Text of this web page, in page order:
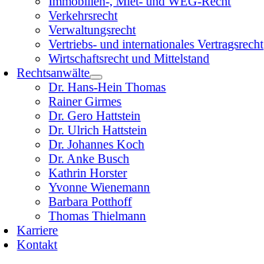
Verkehrsrecht
Verwaltungsrecht
Vertriebs- und internationales Vertragsrecht
Wirtschaftsrecht und Mittelstand
Rechtsanwälte
Dr. Hans-Hein Thomas
Rainer Girmes
Dr. Gero Hattstein
Dr. Ulrich Hattstein
Dr. Johannes Koch
Dr. Anke Busch
Kathrin Horster
Yvonne Wienemann
Barbara Potthoff
Thomas Thielmann
Karriere
Kontakt